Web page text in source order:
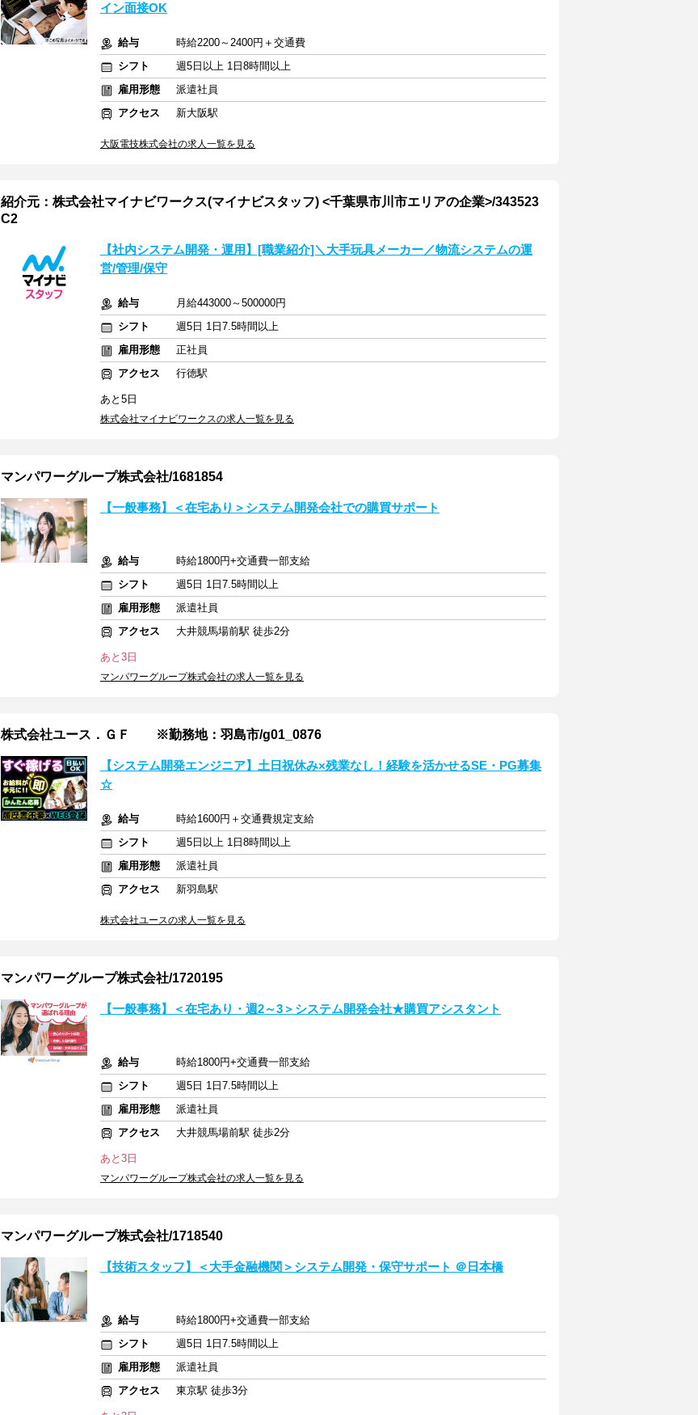
イン面接OK
給与
時給2200～2400円＋交通費
シフト
週5日以上 1日8時間以上
雇用形態
派遣社員
アクセス
新大阪駅
大阪電技株式会社の求人一覧を見る
紹介元：株式会社マイナビワークス(マイナビスタッフ) <千葉県市川市エリアの企業>/343523
C2
【社内システム開発・運用】[職業紹介]＼大手玩具メーカー／物流システムの運
営/管理/保守
給与
月給443000～500000円
シフト
週5日 1日7.5時間以上
雇用形態
正社員
アクセス
行徳駅
あと5日
株式会社マイナビワークスの求人一覧を見る
マンパワーグループ株式会社/1681854
【一般事務】＜在宅あり＞システム開発会社での購買サポート
給与
時給1800円+交通費一部支給
シフト
週5日 1日7.5時間以上
雇用形態
派遣社員
アクセス
大井競馬場前駅 徒歩2分
あと3日
マンパワーグループ株式会社の求人一覧を見る
株式会社ユース．ＧＦ ※勤務地：羽島市/g01_0876
【システム開発エンジニア】土日祝休み×残業なし！経験を活かせるSE・PG募集
☆
給与
時給1600円＋交通費規定支給
シフト
週5日以上 1日8時間以上
雇用形態
派遣社員
アクセス
新羽島駅
株式会社ユースの求人一覧を見る
マンパワーグループ株式会社/1720195
【一般事務】＜在宅あり・週2～3＞システム開発会社★購買アシスタント
給与
時給1800円+交通費一部支給
シフト
週5日 1日7.5時間以上
雇用形態
派遣社員
アクセス
大井競馬場前駅 徒歩2分
あと3日
マンパワーグループ株式会社の求人一覧を見る
マンパワーグループ株式会社/1718540
【技術スタッフ】＜大手金融機関＞システム開発・保守サポート ＠日本橋
給与
時給1800円+交通費一部支給
シフト
週5日 1日7.5時間以上
雇用形態
派遣社員
アクセス
東京駅 徒歩3分